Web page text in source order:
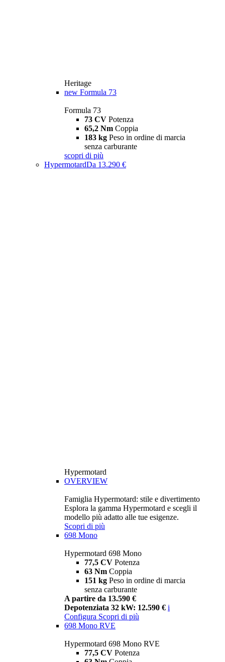
Heritage
new Formula 73
Formula 73
73 CV Potenza
65,2 Nm Coppia
183 kg Peso in ordine di marcia
senza carburante
scopri di più
HypermotardDa 13.290 €
Hypermotard
OVERVIEW
Famiglia Hypermotard: stile e divertimento
Esplora la gamma Hypermotard e scegli il
modello più adatto alle tue esigenze.
Scopri di più
698 Mono
Hypermotard 698 Mono
77,5 CV Potenza
63 Nm Coppia
151 kg Peso in ordine di marcia
senza carburante
A partire da 13.590 €
Depotenziata 32 kW: 12.590 € i
Configura Scopri di più
698 Mono RVE
Hypermotard 698 Mono RVE
77,5 CV Potenza